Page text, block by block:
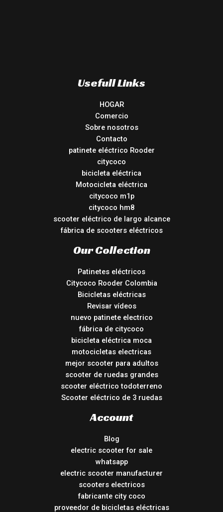
Usefull Links
HOGAR
Comercio
Sobre nosotros
Contacto
patinete eléctrico Rooder
citycoco
bicicleta eléctrica
Motocicleta eléctrica
citycoco m1p
citycoco hm8
scooter eléctrico de largo alcance
fábrica de scooters eléctricos
Our Collection
Patinetes eléctricos
Citycoco Rooder Colombia
Bicicletas eléctricas
Revisar vídeos
nuevo patinete electrico
fábrica de citycoco
bicicleta eléctrica moca
motocicletas electricas
mejor scooter para adultos
scooter de ruedas grandes
scooter eléctrico todoterreno
Scooter eléctrico de 3 ruedas
Account
Blog
electric scooter for sale
whatsapp
electric scooter manufacturer
scooters electricos
fabricante city coco
proveedor de bicicletas eléctricas